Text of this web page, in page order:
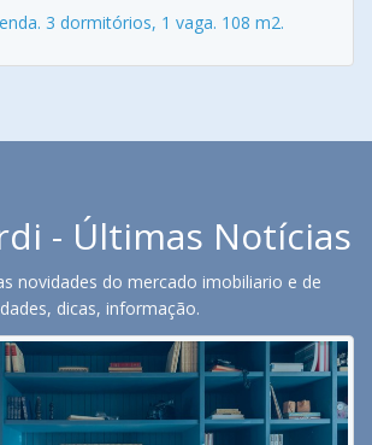
3 dormitórios, 1 vaga. 108 m2.
- Últimas Notícias
novidades do mercado imobiliario e de
dicas, informação.